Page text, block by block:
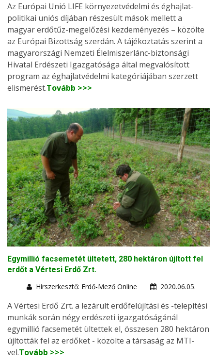
Az Európai Unió LIFE környezetvédelmi és éghajlat-
politikai uniós díjában részesült mások mellett a
magyar erdőtűz-megelőzési kezdeményezés – közölte
az Európai Bizottság szerdán. A tájékoztatás szerint a
magyarországi Nemzeti Élelmiszerlánc-biztonsági
Hivatal Erdészeti Igazgatósága által megvalósított
program az éghajlatvédelmi kategóriájában szerzett
elismerést.Tovább >>>
Egymillió facsemetét ültetett, 280 hektáron újított fel
erdőt a Vértesi Erdő Zrt.
Hírszerkesztő: Erdő-Mező Online
2020.06.05.
A Vértesi Erdő Zrt. a lezárult erdőfelújítási és -telepítési
munkák során négy erdészeti igazgatóságánál
egymillió facsemetét ültettek el, összesen 280 hektáron
újították fel az erdőket - közölte a társaság az MTI-
vel.Tovább >>>